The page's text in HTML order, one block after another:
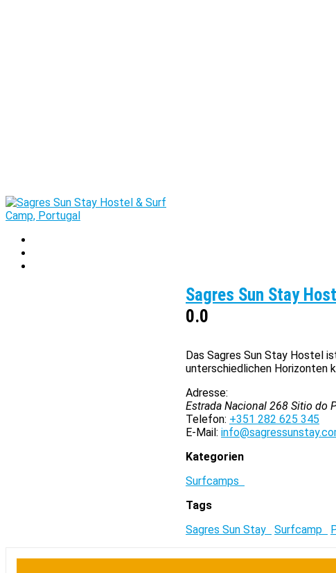
Sagres Sun Stay
0.0
Das Sagres Sun Stay Hostel
unterschiedlichen Horizonten
Adresse:
Estrada Nacional 268 Sitio do
Telefon: +351 282 625 345
E-Mail:
Kategorien
Surfcamps
Tags
Sagres Sun Stay
Surfcamp